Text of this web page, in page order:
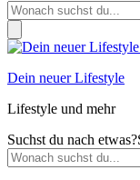
Dein neuer Lifestyle
Lifestyle und mehr
Suchst du nach etwas?